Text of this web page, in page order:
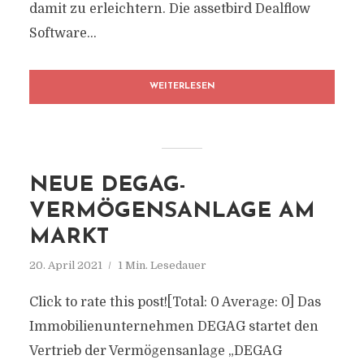
damit zu erleichtern. Die assetbird Dealflow
Software...
WEITERLESEN
NEUE DEGAG-
VERMÖGENSANLAGE AM
MARKT
20. April 2021 1 Min. Lesedauer
Click to rate this post![Total: 0 Average: 0] Das
Immobilienunternehmen DEGAG startet den
Vertrieb der Vermögensanlage „DEGAG